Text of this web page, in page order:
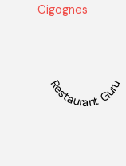
Cigognes
Restaurant Guru